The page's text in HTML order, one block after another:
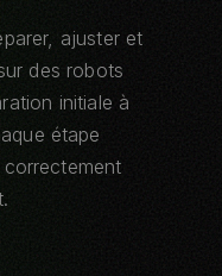
ajuster et
des robots
initiale à
étape